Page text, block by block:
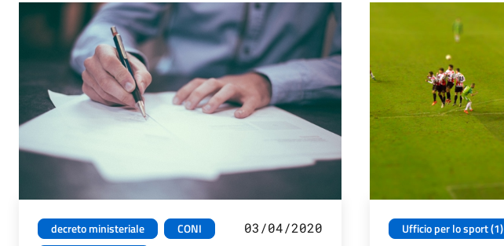
decreto ministeriale
CONI
03/04/2020 Ufficio per lo sport (1)